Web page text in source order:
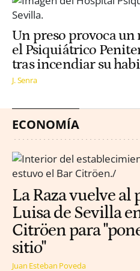
Un preso provoca un
el Psiquiátrico
tras incendiar su
J. Senra
ECONOMÍA
La Raza vuelve
Luisa de Sevilla
Citröen para
sitio"
Juan Esteban Poveda